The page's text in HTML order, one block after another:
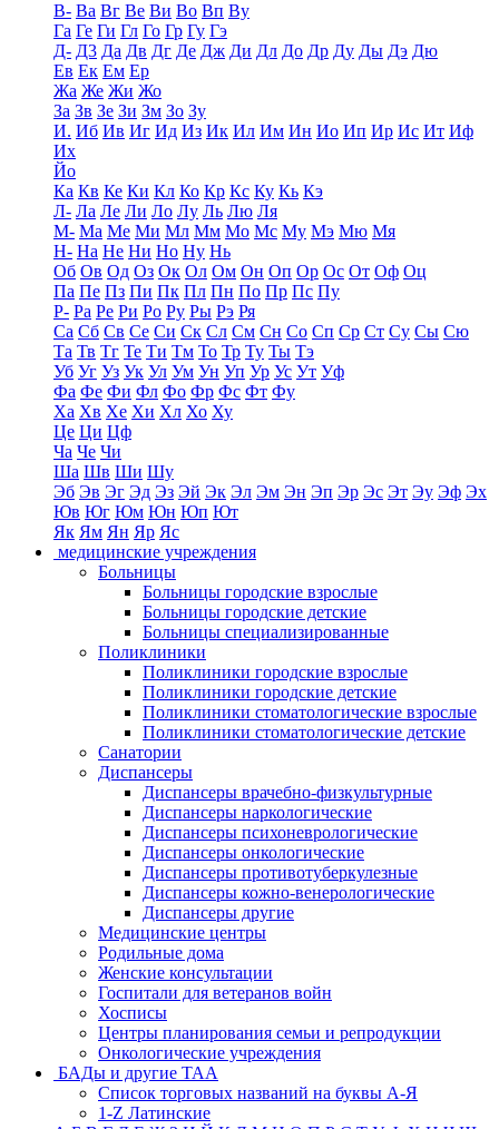
В- Ва Вг Ве Ви Во Вп Ву
Га Ге Ги Гл Го Гр Гу Гэ
Д- Д3 Да Дв Дг Де Дж Ди Дл До Др Ду Ды Дэ Дю
Ев Ек Ем Ер
Жа Же Жи Жо
За Зв Зе Зи Зм Зо Зу
И. Иб Ив Иг Ид Из Ик Ил Им Ин Ио Ип Ир Ис Ит Иф
Их
Йо
Ка Кв Ке Ки Кл Ко Кр Кс Ку Кь Кэ
Л- Ла Ле Ли Ло Лу Ль Лю Ля
М- Ма Ме Ми Мл Мм Мо Мс Му Мэ Мю Мя
Н- На Не Ни Но Ну Нь
Об Ов Од Оз Ок Ол Ом Он Оп Ор Ос От Оф Оц
Па Пе Пз Пи Пк Пл Пн По Пр Пс Пу
Р- Ра Ре Ри Ро Ру Ры Рэ Ря
Са Сб Св Се Си Ск Сл См Сн Со Сп Ср Ст Су Сы Сю
Та Тв Тг Те Ти Тм То Тр Ту Ты Тэ
Уб Уг Уз Ук Ул Ум Ун Уп Ур Ус Ут Уф
Фа Фе Фи Фл Фо Фр Фс Фт Фу
Ха Хв Хе Хи Хл Хо Ху
Це Ци Цф
Ча Че Чи
Ша Шв Ши Шу
Эб Эв Эг Эд Эз Эй Эк Эл Эм Эн Эп Эр Эс Эт Эу Эф Эх
Юв Юг Юм Юн Юп Ют
Як Ям Ян Яр Яс
медицинские учреждения
Больницы
Больницы городские взрослые
Больницы городские детские
Больницы специализированные
Поликлиники
Поликлиники городские взрослые
Поликлиники городские детские
Поликлиники стоматологические взрослые
Поликлиники стоматологические детские
Санатории
Диспансеры
Диспансеры врачебно-физкультурные
Диспансеры наркологические
Диспансеры психоневрологические
Диспансеры онкологические
Диспансеры противотуберкулезные
Диспансеры кожно-венерологические
Диспансеры другие
Медицинские центры
Родильные дома
Женские консультации
Госпитали для ветеранов войн
Хосписы
Центры планирования семьи и репродукции
Онкологические учреждения
БАДы и другие ТАА
Список торговых названий на буквы А-Я
1-Z Латинские